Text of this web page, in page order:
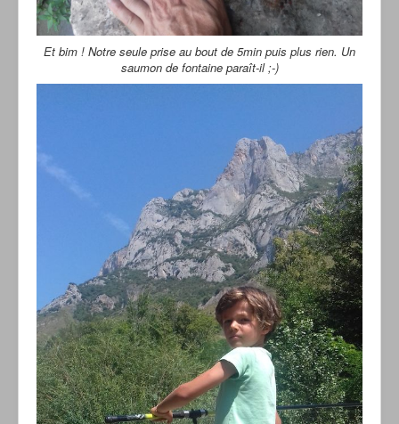
Et bim ! Notre seule prise au bout de 5min puis plus rien. Un
saumon de fontaine paraît-il ;-)